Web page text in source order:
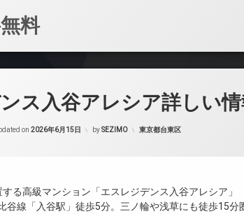
料
ス入谷アレシア詳しい情
on 2026年6月15日 bySEZIMO カテゴリー:
東京都台東区
る高級マンション「エスレジデンス入谷アレシア」
谷線「入谷駅」徒歩5分。三ノ輪や浅草にも徒歩15